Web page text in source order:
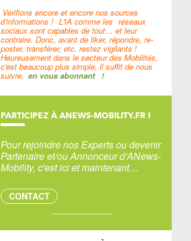
Vérifions encore et encore nos sources
d'informations ! L'IA comme les réseaux
sociaux sont capables de tout… et leur
contraire. Donc, avant de liker, répondre, re-
poster, transférer, etc. restez vigilants !
Heureusement dans le secteur des Mobilités,
c'est beaucoup plus simple, il suffit de nous
suivre, en vous abonnant !
PARTICIPEZ À ANEWS-MOBILITY.FR !
Pour rejoindre nos Experts ou devenir
Partenaire et/ou Annonceur d'ANews-
Mobility, c'est ici et maintenant…
CONTACT